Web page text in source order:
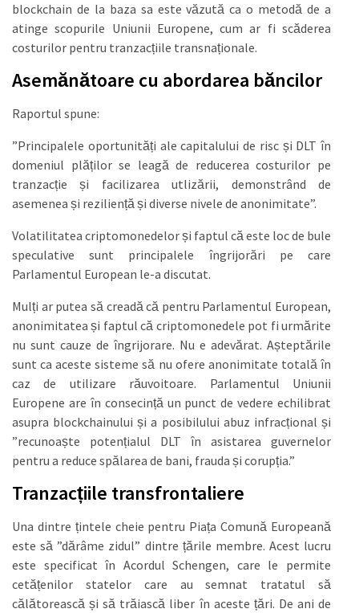
blockchain de la baza sa este văzută ca o metodă de a
atinge scopurile Uniunii Europene, cum ar fi scăderea
costurilor pentru tranzacțiile transnaționale.
Asemănătoare cu abordarea băncilor
Raportul spune:
”Principalele oportunități ale capitalului de risc și DLT în
domeniul plăților se leagă de reducerea costurilor pe
tranzacție și facilizarea utlizării, demonstrând de
asemenea și reziliență și diverse nivele de anonimitate”.
Volatilitatea criptomonedelor și faptul că este loc de bule
speculative sunt principalele îngrijorări pe care
Parlamentul European le-a discutat.
Mulți ar putea să creadă că pentru Parlamentul European,
anonimitatea și faptul că criptomonedele pot fi urmărite
nu sunt cauze de îngrijorare. Nu e adevărat. Așteptările
sunt ca aceste sisteme să nu ofere anonimitate totală în
caz de utilizare răuvoitoare. Parlamentul Uniunii
Europene are în consecință un punct de vedere echilibrat
asupra blockchainului și a posibilului abuz infracțional și
”recunoaște potențialul DLT în asistarea guvernelor
pentru a reduce spălarea de bani, frauda și corupția.”
Tranzacțiile transfrontaliere
Una dintre țintele cheie pentru Piața Comună Europeană
este să ”dărâme zidul” dintre țările membre. Acest lucru
este specificat în Acordul Schengen, care le permite
cetățenilor statelor care au semnat tratatul să
călătorească și să trăiască liber în aceste țări. De ani de